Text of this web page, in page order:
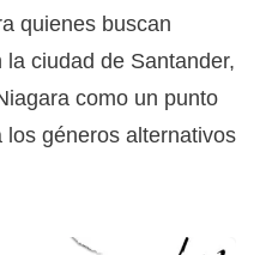
quienes buscan
ciudad de Santander,
como un punto
géneros alternativos